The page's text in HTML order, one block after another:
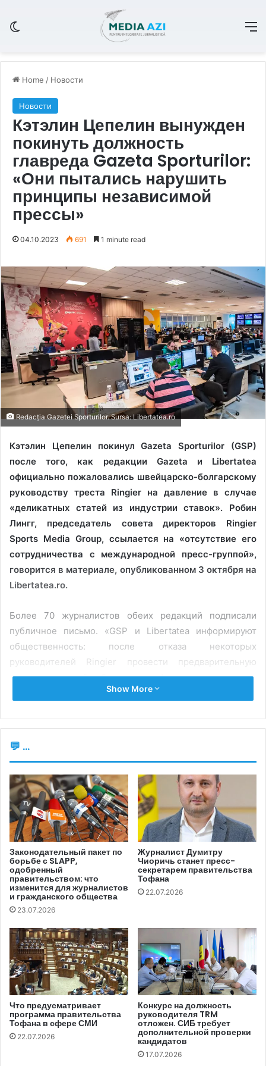
Home / Новости
Новости
Кэтэлин Цепелин вынужден
покинуть должность
главреда Gazeta Sporturilor:
«Они пытались нарушить
принципы независимой
прессы»
04.10.2023 691 1 minute read
Redacția Gazetei Sporturilor. Sursa: Libertatea.ro
Кэтэлин Цепелин покинул Gazeta Sporturilor (GSP)
после того, как редакции Gazeta и Libertatea
официально пожаловались швейцарско-болгарскому
руководству треста Ringier на давление в случае
«деликатных статей из индустрии ставок». Робин
Лингг, председатель совета директоров Ringier
Sports Media Group, ссылается на «отсутствие его
сотрудничества с международной пресс-группой»,
говорится в материале, опубликованном 3 октября на
Libertatea.ro.
Более 70 журналистов обеих редакций подписали
публичное письмо. «GSP и Libertatea информируют
общественность: после отказа некоторых
руководителей Ringier провести предварительную
проверку статей об игорных фирмах, являющихся
рекламными клиентами, Ringier в понедельник, 2
журналисты.
решение руководства Ringier постом в Facebook, в
котором утверждает, что «это было вызвано тем, что я
выступал против некоторых решений, которые, мне
кажется, пытались нарушить принципы независимой
прессы». В том же посте журналист рассказывает и о
«нескольких эпизодах, свидетельствующих о
вмешательстве коммерческой деятельности в
редакционную политику».
вторник, 3 октября, Робин Лингг заявил, что «мы всегда
предоставляли редакционную свободу», и заявил, что
уход Кэтэлина Цепелина был мотивирован
«отсутствием его сотрудничества с международной
пресс-группой», пишет Libertatea.ro.
Кэтэлин Цепелин проработал в команде GSP 20 лет, из
которых последние пять лет — в должности главного
Show More
💬 ...
Законодательный пакет по
борьбе с SLAPP,
одобренный
правительством: что
изменится для журналистов
и гражданского общества
23.07.2026
Журналист Думитру
Чиоричь станет пресс-
секретарем правительства
Тофана
22.07.2026
Что предусматривает
программа правительства
Тофана в сфере СМИ
22.07.2026
Конкурс на должность
руководителя TRM
отложен. СИБ требует
дополнительной проверки
кандидатов
17.07.2026